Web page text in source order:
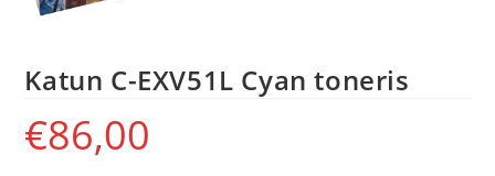
Katun C-EXV51L Cyan toneris
€86,00